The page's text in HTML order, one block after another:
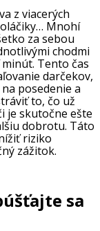
z viacerých
Mnohí
za sebou
chodmi
Tento čas
darčekov,
posedenie a
to, čo už
je skutočne ešte
dobrotu. Táto
riziko
zážitok.
sa